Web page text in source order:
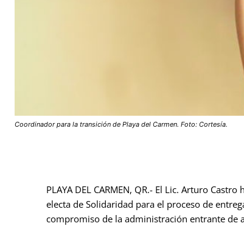
Coordinador para la transición de Playa del Carmen. Foto: Cortesía.
PLAYA DEL CARMEN, QR.- El Lic. Arturo
electa de Solidaridad para el proceso de
compromiso de la administración entrante de